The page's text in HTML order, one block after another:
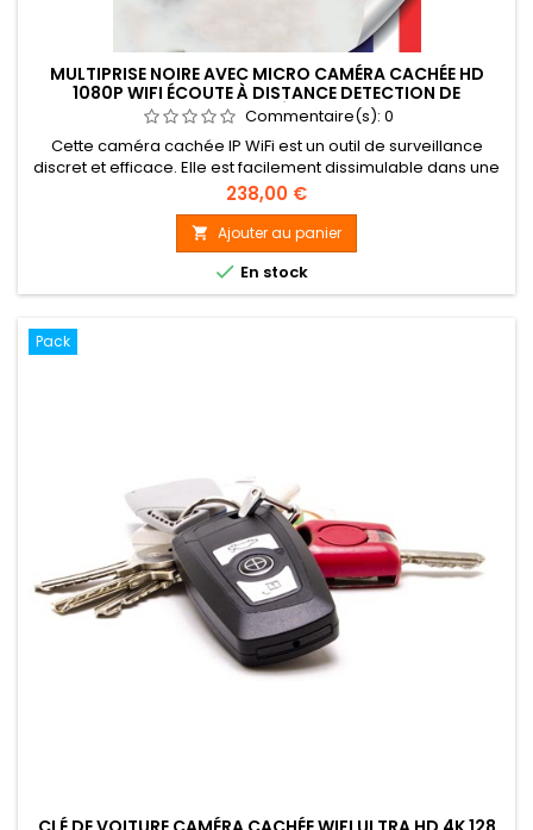
MULTIPRISE NOIRE AVEC MICRO CAMÉRA CACHÉE HD
1080P WIFI ÉCOUTE À DISTANCE DETECTION DE
MOUVEMENT ET CARTE MÉMOIRE 128GO INCLUS
Commentaire(s): 0
Cette caméra cachée IP WiFi est un outil de surveillance
discret et efficace. Elle est facilement dissimulable dans une
multiprise de couleur noire, ce qui la rend invisible. Elle est
équipée d’un capteur 2 Mégapixels avec un angle de vue de
100°, ce qui permet de couvrir une large zone de
surveillance. Elle enregistre à la détection de mouvement en
1080P...
Prix
238,00 €
 Ajouter au panier
 En stock
Pack